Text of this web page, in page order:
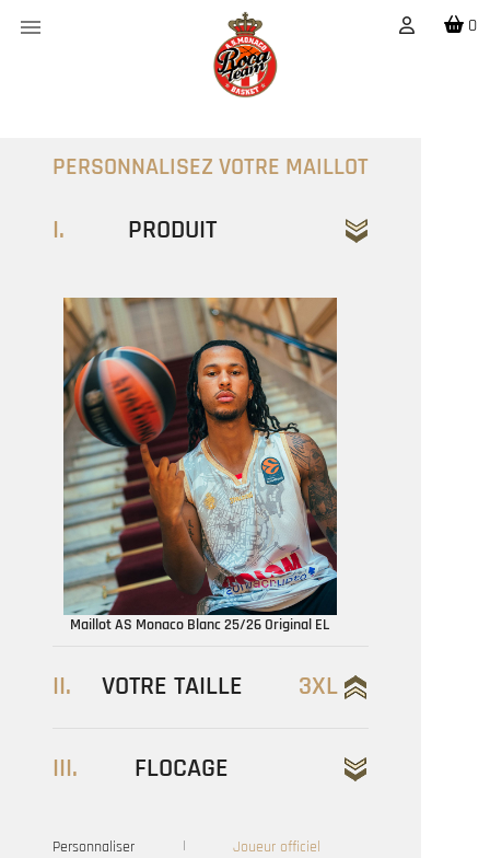
 0
PERSONNALISEZ VOTRE MAILLOT
I. PRODUIT
Maillot AS Monaco Blanc 25/26 Original EL
II. VOTRE TAILLE 3XL
III. FLOCAGE
Personnaliser | Joueur officiel